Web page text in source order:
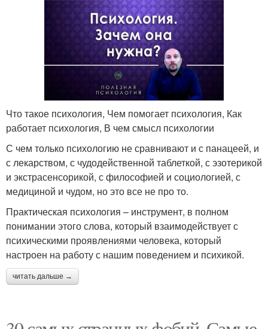
Что такое психология, Чем помогает психология, Как
работает психология, В чем смысл психологии
С чем только психологию не сравнивают и с панацеей, и
с лекарством, с чудодейственной таблеткой, с эзотерикой
и экстрасенсорикой, с философией и социологией, с
медициной и чудом, но это все не про то.
Практическая психология – инструмент, в полном
понимании этого слова, который взаимодействует с
психическими проявлениями человека, который
настроен на работу с нашим поведением и психикой.
читать дальше →